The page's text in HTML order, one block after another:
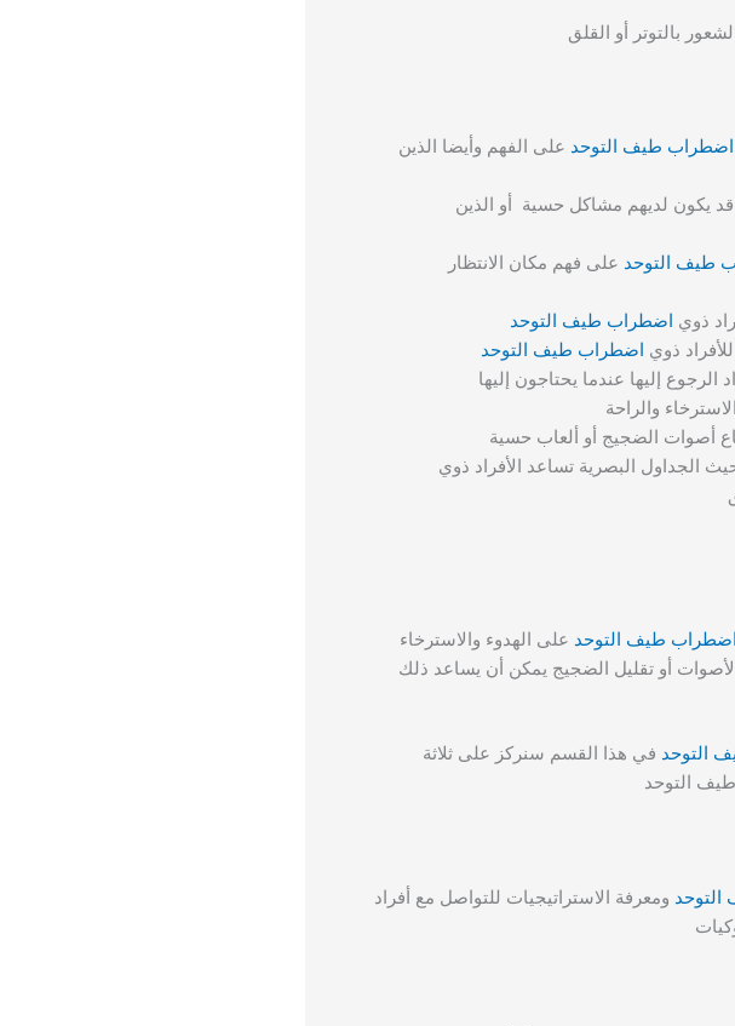
بالتوتر أو القلق
اضطراب طيف التوحد على الفهم وأيضا الذين
قد يكون لديهم مشاكل حسية أو الذين
طيف التوحد على فهم مكان الانتظار
ذوي اضطراب طيف التوحد
ذوي اضطراب طيف التوحد
إليها عندما يحتاجون إليها
والراحة
أصوات الضجيج أو ألعاب حسية
الجداول البصرية تساعد الأفراد ذوي
اضطراب طيف التوحد على الهدوء والاسترخاء
أو تقليل الضجيج يمكن أن يساعد ذلك
التوحد في هذا القسم سنركز على ثلاثة
التوحد
ومعرفة الاستراتيجيات للتواصل مع أفراد